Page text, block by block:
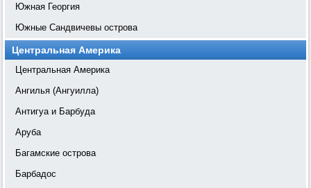
Южная Георгия
Южные Сандвичевы острова
Центральная Америка
Центральная Америка
Ангилья (Ангуилла)
Антигуа и Барбуда
Аруба
Багамские острова
Барбадос